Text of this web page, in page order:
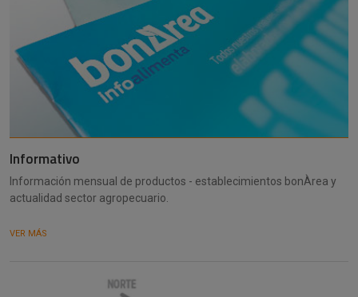
Informativo
Información mensual de productos - establecimientos bonÀrea y
actualidad sector agropecuario.
VER MÁS